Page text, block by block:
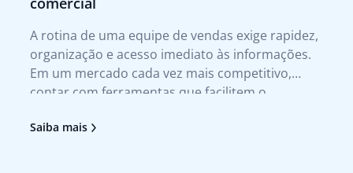
A rotina de uma equipe de vendas exige rapidez,
organização e acesso imediato às informações.
Em um mercado cada vez mais competitivo,
contar com ferramentas que facilitem o
decisão deixou de ser um diferencial para se
Saiba mais